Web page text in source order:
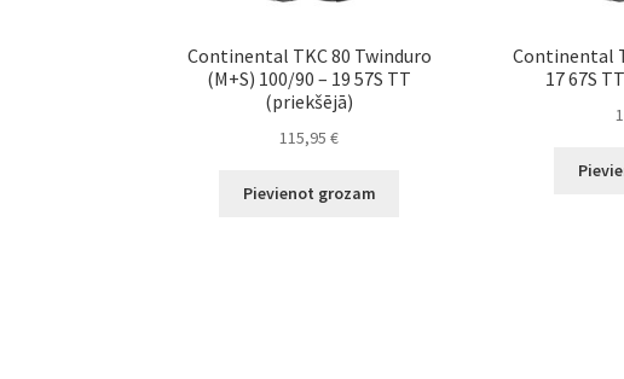
Continental TKC 80 Twinduro
(M+S) 100/90 – 19 57S TT
(priekšējā)
115,95€
Pievienot grozam
Continental
17 67S